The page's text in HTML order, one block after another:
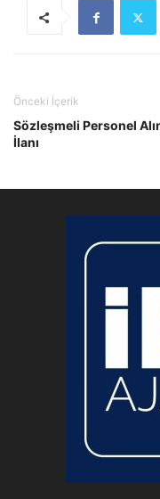
Önceki İçerik
Sözleşmeli Personel
İlanı